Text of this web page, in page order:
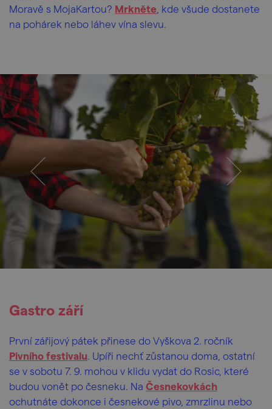
Moravě s MojaKartou? Mrkněte , kde všude dostanete
na pohárek nebo láhev vína slevu.
Gastro září
První zářijový pátek přinese do Vyškova 2. ročník
Pivního festivalu. Upíři nechť zůstanou doma, ostatní
se v sobotu 7. 9. mohou v klidu vydat do Rosic, které
budou vonět po česneku. Na Česnekovkách
ochutnáte dokonce i česnekové pivo, zmrzlinu nebo